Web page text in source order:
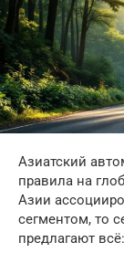
Азиатский
правила на
Азии
сегментом, то
предлагают всё: